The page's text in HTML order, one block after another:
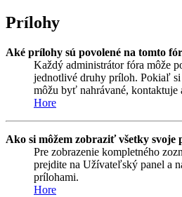
Prílohy
Aké prílohy sú povolené na tomto
Každý administrátor fóra môže
jednotlivé druhy príloh. Pokiaľ si
môžu byť nahrávané, kontaktuje
Hore
Ako si môžem zobraziť všetky svoje
Pre zobrazenie kompletného
prejdite na Užívateľský panel a
prílohami.
Hore